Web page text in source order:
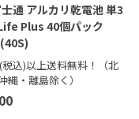
通 アルカリ乾電池 単3
Plus 40個パック
込)以上送料無料！（北
縄・離島除く）